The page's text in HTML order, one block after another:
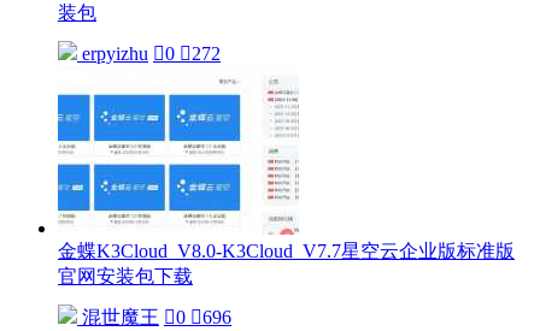
装包
erpyizhu 0 272
金蝶K3Cloud_V8.0-K3Cloud_V7.7星空云企业版标准版
官网安装包下载
混世魔王 0 696